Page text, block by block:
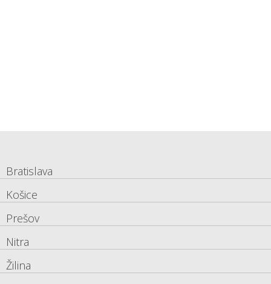
Bratislava
Košice
Prešov
Nitra
Žilina